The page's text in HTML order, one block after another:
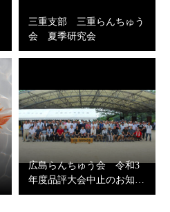
三重支部 三重らんちゅう
会 夏季研究会
広島らんちゅう会 令和3
年度品評大会中止のお知…